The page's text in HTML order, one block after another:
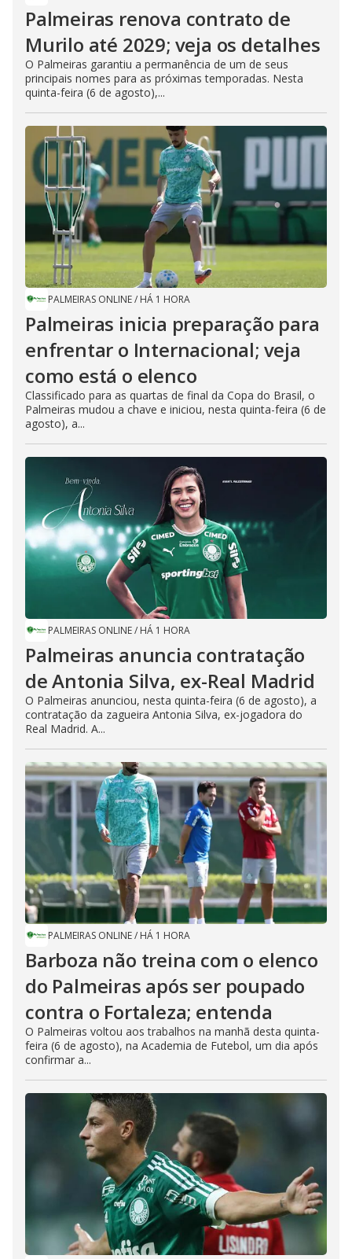
Palmeiras renova contrato de
Murilo até 2029; veja os detalhes
O Palmeiras garantiu a permanência de um de seus
principais nomes para as próximas temporadas. Nesta
quinta-feira (6 de agosto),...
PALMEIRAS ONLINE/ HÁ 1 HORA
Palmeiras inicia preparação para
enfrentar o Internacional; veja
como está o elenco
Classificado para as quartas de final da Copa do Brasil, o
Palmeiras mudou a chave e iniciou, nesta quinta-feira (6 de
agosto), a...
PALMEIRAS ONLINE/ HÁ 1 HORA
Palmeiras anuncia contratação
de Antonia Silva, ex-Real Madrid
O Palmeiras anunciou, nesta quinta-feira (6 de agosto), a
contratação da zagueira Antonia Silva, ex-jogadora do
Real Madrid. A...
PALMEIRAS ONLINE/ HÁ 1 HORA
Barboza não treina com o elenco
do Palmeiras após ser poupado
contra o Fortaleza; entenda
O Palmeiras voltou aos trabalhos na manhã desta quinta-
feira (6 de agosto), na Academia de Futebol, um dia após
confirmar a...